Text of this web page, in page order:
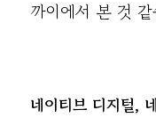
까이에서 본 것
네이티브 디지털,